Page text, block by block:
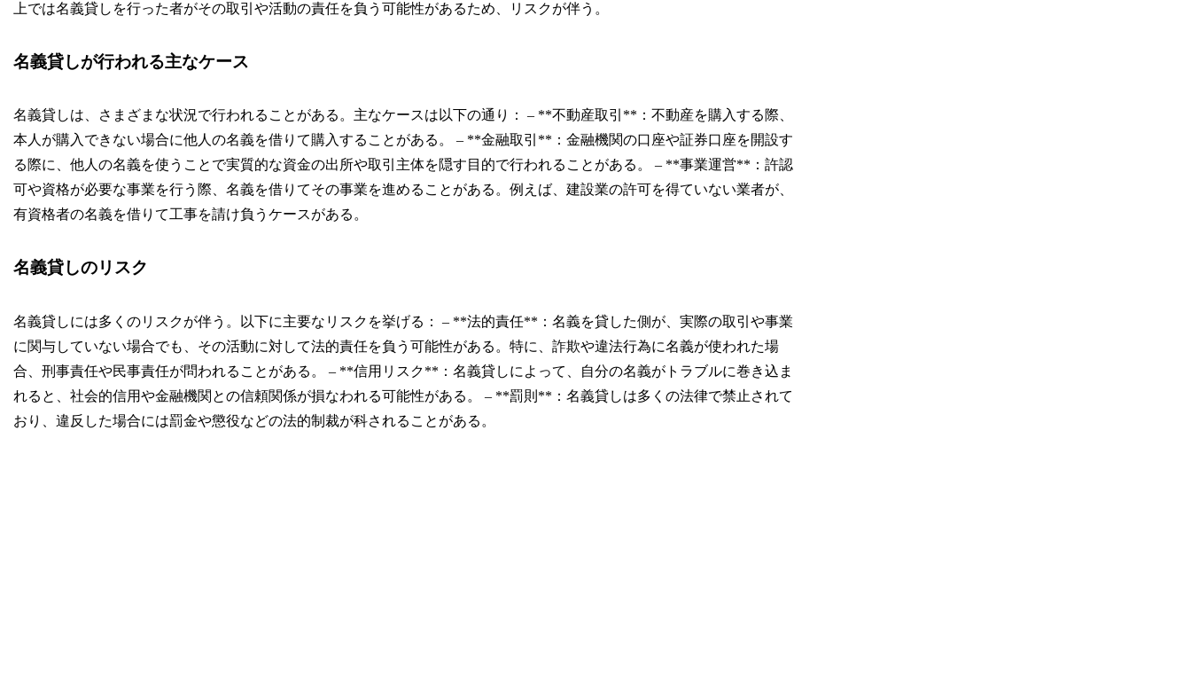
上では名義貸しを行った者がその取引や活動の責任を負う可能性があるため、リスクが伴う。
名義貸しが行われる主なケース
名義貸しは、さまざまな状況で行われることがある。主なケースは以下の通り： – **不動産取引**：不動産を購入する際、
本人が購入できない場合に他人の名義を借りて購入することがある。 – **金融取引**：金融機関の口座や証券口座を開設す
る際に、他人の名義を使うことで実質的な資金の出所や取引主体を隠す目的で行われることがある。 – **事業運営**：許認
可や資格が必要な事業を行う際、名義を借りてその事業を進めることがある。例えば、建設業の許可を得ていない業者が、
有資格者の名義を借りて工事を請け負うケースがある。
名義貸しのリスク
名義貸しには多くのリスクが伴う。以下に主要なリスクを挙げる： – **法的責任**：名義を貸した側が、実際の取引や事業
に関与していない場合でも、その活動に対して法的責任を負う可能性がある。特に、詐欺や違法行為に名義が使われた場
合、刑事責任や民事責任が問われることがある。 – **信用リスク**：名義貸しによって、自分の名義がトラブルに巻き込ま
れると、社会的信用や金融機関との信頼関係が損なわれる可能性がある。 – **罰則**：名義貸しは多くの法律で禁止されて
おり、違反した場合には罰金や懲役などの法的制裁が科されることがある。